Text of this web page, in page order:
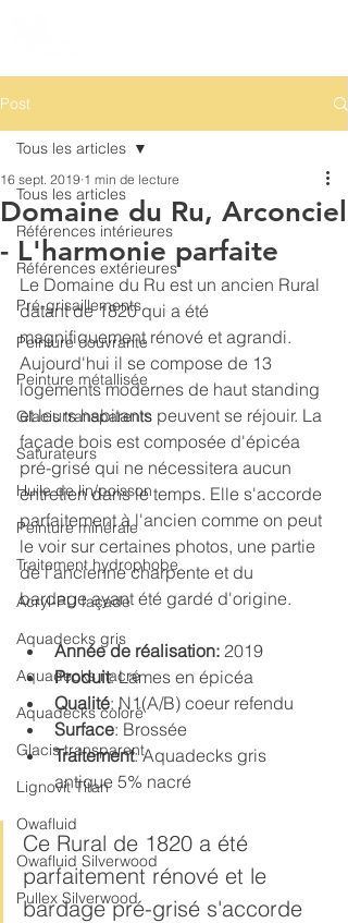
Post
Tous les articles
Références intérieures
Références extérieures
Pré-grisaillements
Peinture couvrante
Peinture métallisée
Glacis transparents
Saturateurs
Huile de lin/poisson
Peinture minérale
Traitement hydrophobe
Acryl-PU façade
Aquadecks gris
Aquadecks nacré
Aquadecks coloré
Glacis transparent
Lignovit Titan
Owafluid
Owafluid Silverwood
Pullex Silverwood
Tous les articles
Domaine du Ru, Arconciel
- L'harmonie parfaite
16 sept. 2019 1 min de lecture
Le Domaine du Ru est un ancien Rural
datant de 1820 qui a été
magnifiquement rénové et agrandi.
Aujourd'hui il se compose de 13
logements modernes de haut standing
et leurs habitants peuvent se réjouir. La
façade bois est composée d'épicéa
pré-grisé qui ne nécessitera aucun
entretien dans le temps. Elle s'accorde
parfaitement à l'ancien comme on peut
le voir sur certaines photos, une partie
de l'ancienne charpente et du
bardage ayant été gardé d'origine.
Année de réalisation: 2019
Produit: Lames en épicéa
Qualité: N1(A/B) coeur refendu
Surface: Brossée
Traitement: Aquadecks gris
antique 5% nacré
Ce Rural de 1820 a été
parfaitement rénové et le
bardage pré-grisé s'accorde